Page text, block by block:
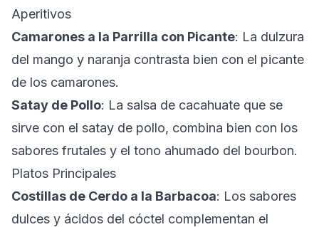
Aperitivos
Camarones a la Parrilla con Picante: La dulzura
del mango y naranja contrasta bien con el picante
de los camarones.
Satay de Pollo: La salsa de cacahuate que se
sirve con el satay de pollo, combina bien con los
sabores frutales y el tono ahumado del bourbon.
Platos Principales
Costillas de Cerdo a la Barbacoa: Los sabores
dulces y ácidos del cóctel complementan el